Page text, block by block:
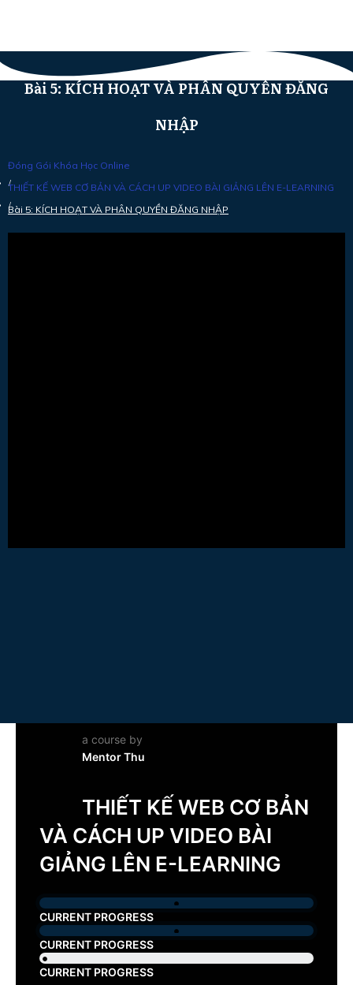
Bài 5: KÍCH HOẠT VÀ PHÂN QUYỀN ĐĂNG
NHẬP
Đóng Gói Khóa Học Online
/
THIẾT KẾ WEB CƠ BẢN VÀ CÁCH UP VIDEO BÀI GIẢNG LÊN E-LEARNING
/Bài 5: KÍCH HOẠT VÀ PHÂN QUYỀN ĐĂNG NHẬP
a course by
Mentor Thu
THIẾT KẾ WEB CƠ BẢN
VÀ CÁCH UP VIDEO BÀI
GIẢNG LÊN E-LEARNING
CURRENT PROGRESS
CURRENT PROGRESS
CURRENT PROGRESS